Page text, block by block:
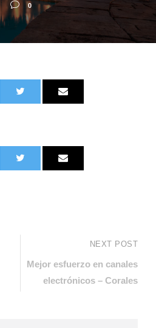
0
NEXT POST
Mejor esfuerzo en canales
electrónicos – Corales